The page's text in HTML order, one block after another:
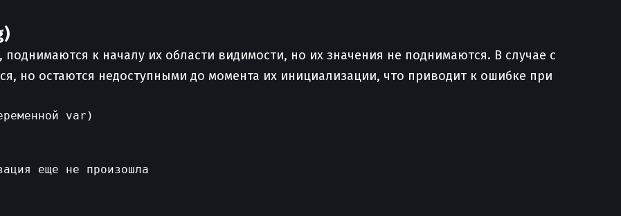
, поднимаются к началу их области видимости, но их значения не поднимаются. В случае с
но остаются недоступными до момента их инициализации, что приводит к ошибке при
var)
еще не произошла